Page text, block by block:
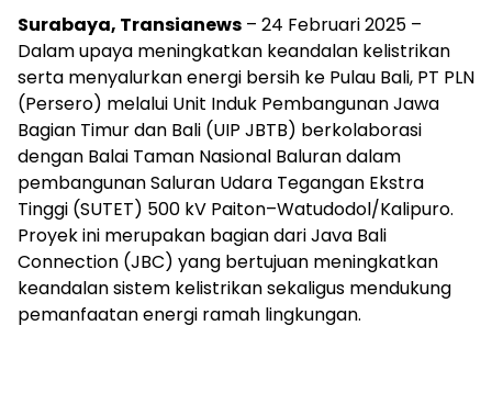
Surabaya, Transianews – 24 Februari 2025 –
Dalam upaya meningkatkan keandalan kelistrikan
serta menyalurkan energi bersih ke Pulau Bali, PT PLN
(Persero) melalui Unit Induk Pembangunan Jawa
Bagian Timur dan Bali (UIP JBTB) berkolaborasi
dengan Balai Taman Nasional Baluran dalam
pembangunan Saluran Udara Tegangan Ekstra
Tinggi (SUTET) 500 kV Paiton–Watudodol/Kalipuro.
Proyek ini merupakan bagian dari Java Bali
Connection (JBC) yang bertujuan meningkatkan
keandalan sistem kelistrikan sekaligus mendukung
pemanfaatan energi ramah lingkungan.